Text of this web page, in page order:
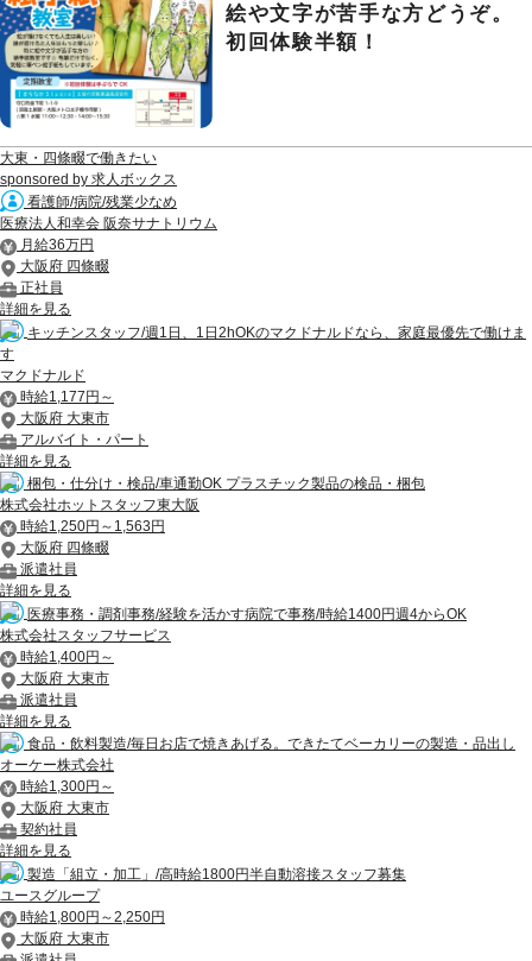
絵や文字が苦手な方どうぞ。
初回体験半額！
大東・四條畷で働きたい
sponsored by 求人ボックス
看護師/病院/残業少なめ
医療法人和幸会 阪奈サナトリウム
月給36万円
大阪府 四條畷
正社員
詳細を見る
キッチンスタッフ/週1日、1日2hOKのマクドナルドなら、家庭最優先で働けま
す
マクドナルド
時給1,177円～
大阪府 大東市
アルバイト・パート
詳細を見る
梱包・仕分け・検品/車通勤OK プラスチック製品の検品・梱包
株式会社ホットスタッフ東大阪
時給1,250円～1,563円
大阪府 四條畷
派遣社員
詳細を見る
医療事務・調剤事務/経験を活かす病院で事務/時給1400円週4からOK
株式会社スタッフサービス
時給1,400円～
大阪府 大東市
派遣社員
詳細を見る
食品・飲料製造/毎日お店で焼きあげる。できたてベーカリーの製造・品出し
オーケー株式会社
時給1,300円～
大阪府 大東市
契約社員
詳細を見る
製造「組立・加工」/高時給1800円半自動溶接スタッフ募集
ユースグループ
時給1,800円～2,250円
大阪府 大東市